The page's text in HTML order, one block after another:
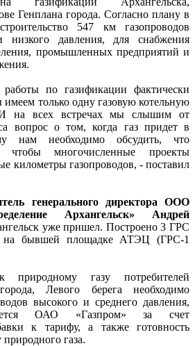
Генплана города. Согласно плану в
547 км газопроводов
низкого давления, для снабжения
промышленных предприятий и
по газификации фактически
только одну газовую котельную
на всех встречах мы слышим от
вопрос о том, когда газ придет в
нам необходимо обсудить, что
чтобы многочисленные проекты
километры газопроводов, - поставил
генерального директора ООО
Архангельск» Андрей
уже пришел. Построено 3 ГРС
бывшей площадке АТЭЦ (ГРС-1
газу потребителей
Левого берега необходимо
высокого и среднего давления,
ОАО «Газпром» за счет
к тарифу, а также готовность
газа.